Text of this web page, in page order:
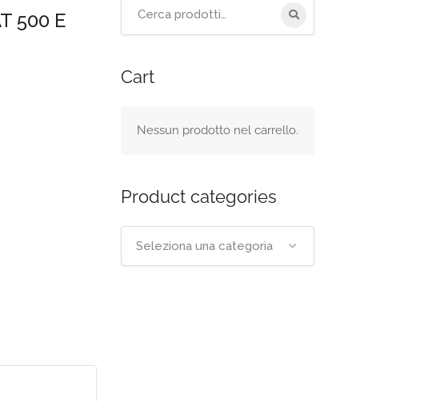
500 E
Cart
Nessun prodotto nel carrello.
Product categories
Seleziona una categoria